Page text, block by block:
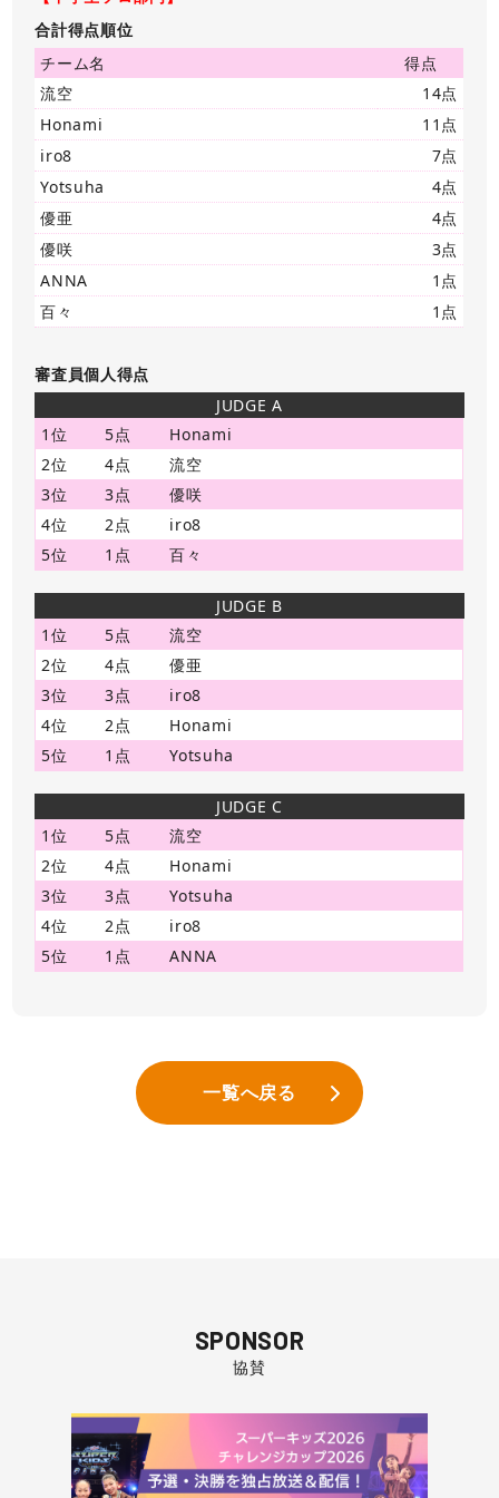
合計得点順位
チーム名
得点
流空
14点
Honami
11点
iro8
7点
Yotsuha
4点
優亜
4点
優咲
3点
ANNA
1点
百々
1点
審査員個人得点
JUDGE A
1位
5点
Honami
2位
4点
流空
3位
3点
優咲
4位
2点
iro8
5位
1点 百々
JUDGE B
1位
5点
流空
2位
4点
優亜
3位
3点
iro8
4位
2点
Honami
5位
1点 Yotsuha
JUDGE C
1位
5点
流空
2位
4点
Honami
3位
3点
Yotsuha
4位
2点
iro8
5位
1点 ANNA
一覧へ戻る
SPONSOR
協賛